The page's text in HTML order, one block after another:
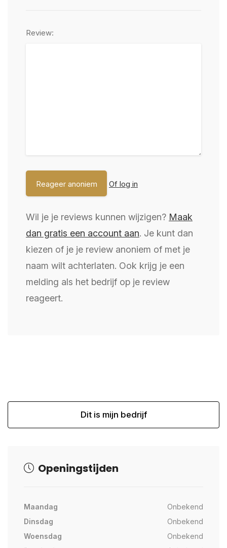
Review:
Of log in
Wil je je reviews kunnen wijzigen? Maak
dan gratis een account aan. Je kunt dan
kiezen of je je review anoniem of met je
naam wilt achterlaten. Ook krijg je een
melding als het bedrijf op je review
reageert.
Dit is mijn bedrijf
Openingstijden
Maandag
Onbekend
Dinsdag
Onbekend
Woensdag
Onbekend